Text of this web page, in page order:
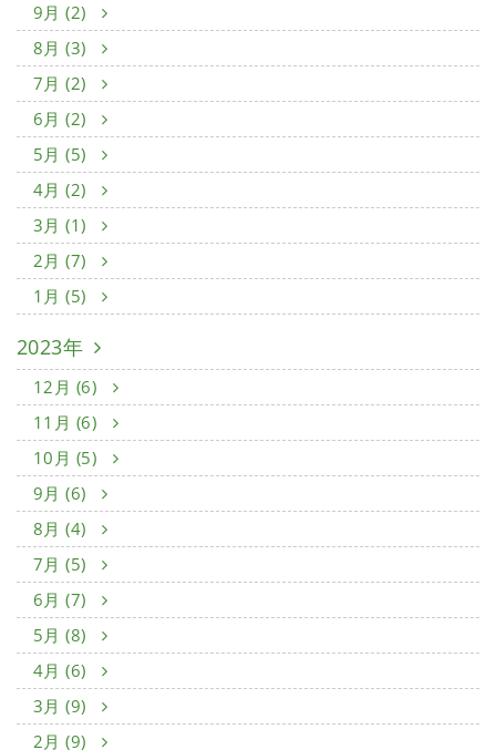
9月 (2)
8月 (3)
7月 (2)
6月 (2)
5月 (5)
4月 (2)
3月 (1)
2月 (7)
1月 (5)
2023年
12月 (6)
11月 (6)
10月 (5)
9月 (6)
8月 (4)
7月 (5)
6月 (7)
5月 (8)
4月 (6)
3月 (9)
2月 (9)